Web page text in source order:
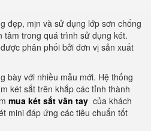
đẹp, mịn và sử dụng lớp sơn chống
tâm trong quá trình sử dụng két.
phân phối bởi đơn vị sản xuất
bày với nhiều mẫu mới. Hệ thống
két sắt trên khắp các tỉnh thành
mua két sắt vân tay của khách
mini đáp ứng các tiêu chuẩn tốt